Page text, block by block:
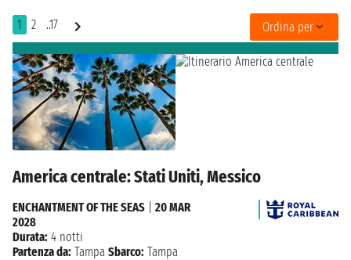
1 2 ..17 Ordina per
America centrale: Stati Uniti, Messico
ENCHANTMENT OF THE SEAS
20 MAR
2028
Durata: 4 notti
Partenza da: Tampa Sbarco: Tampa